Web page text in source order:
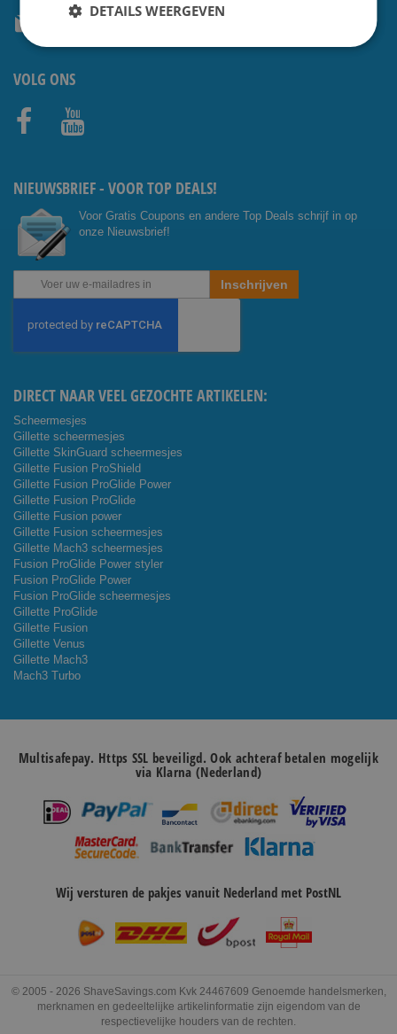
service@shavesavings.com
VOLG ONS
NIEUWSBRIEF - VOOR TOP DEALS!
Voor Gratis Coupons en andere Top Deals schrijf in op
onze Nieuwsbrief!
Abonneer
onze
Inschrijven
DIRECT NAAR VEEL GEZOCHTE ARTIKELEN:
Scheermesjes
Gillette scheermesjes
Gillette SkinGuard scheermesjes
Gillette Fusion ProShield
Gillette Fusion ProGlide Power
Gillette Fusion ProGlide
Gillette Fusion power
Gillette Fusion scheermesjes
Gillette Mach3 scheermesjes
Fusion ProGlide Power styler
Fusion ProGlide Power
Fusion ProGlide scheermesjes
Gillette ProGlide
Gillette Fusion
Gillette Venus
Gillette Mach3
Mach3 Turbo
Multisafepay. Https SSL beveiligd. Ook achteraf betalen mogelijk
via Klarna (Nederland)
Wij versturen de pakjes vanuit Nederland met PostNL
© 2005 - 2026 ShaveSavings.com Kvk 24467609 Genoemde handelsmerken,
merknamen en gedeeltelijke artikelinformatie zijn eigendom van de
respectievelijke houders van de rechten.
DETAILS WEERGEVEN